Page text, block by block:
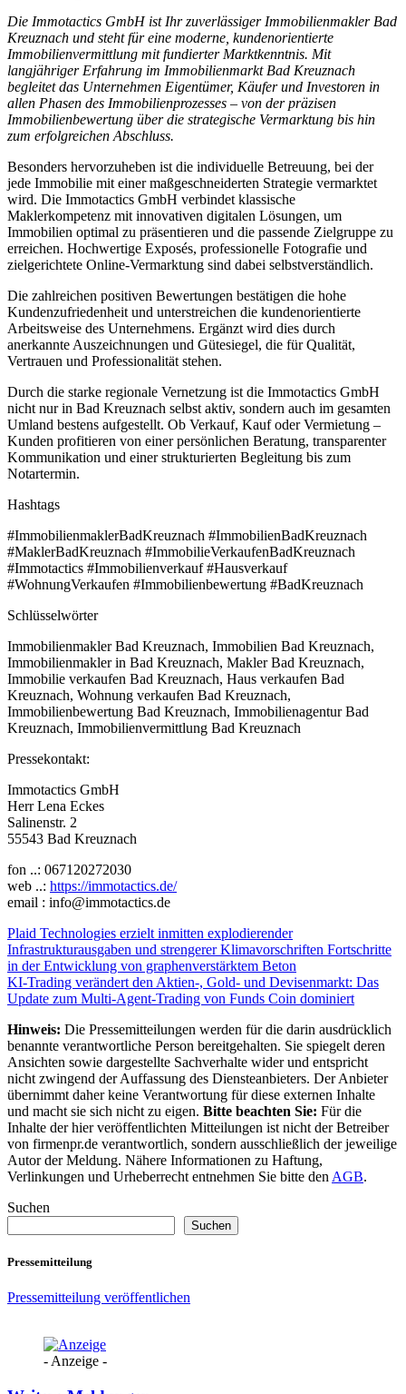
Die Immotactics GmbH ist Ihr zuverlässiger Immobilienmakler Bad
Kreuznach und steht für eine moderne, kundenorientierte
Immobilienvermittlung mit fundierter Marktkenntnis. Mit
langjähriger Erfahrung im Immobilienmarkt Bad Kreuznach
begleitet das Unternehmen Eigentümer, Käufer und Investoren in
allen Phasen des Immobilienprozesses – von der präzisen
Immobilienbewertung über die strategische Vermarktung bis hin
zum erfolgreichen Abschluss.
Besonders hervorzuheben ist die individuelle Betreuung, bei der
jede Immobilie mit einer maßgeschneiderten Strategie vermarktet
wird. Die Immotactics GmbH verbindet klassische
Maklerkompetenz mit innovativen digitalen Lösungen, um
Immobilien optimal zu präsentieren und die passende Zielgruppe zu
erreichen. Hochwertige Exposés, professionelle Fotografie und
zielgerichtete Online-Vermarktung sind dabei selbstverständlich.
Die zahlreichen positiven Bewertungen bestätigen die hohe
Kundenzufriedenheit und unterstreichen die kundenorientierte
Arbeitsweise des Unternehmens. Ergänzt wird dies durch
anerkannte Auszeichnungen und Gütesiegel, die für Qualität,
Vertrauen und Professionalität stehen.
Durch die starke regionale Vernetzung ist die Immotactics GmbH
nicht nur in Bad Kreuznach selbst aktiv, sondern auch im gesamten
Umland bestens aufgestellt. Ob Verkauf, Kauf oder Vermietung –
Kunden profitieren von einer persönlichen Beratung, transparenter
Kommunikation und einer strukturierten Begleitung bis zum
Notartermin.
Hashtags
#ImmobilienmaklerBadKreuznach #ImmobilienBadKreuznach
#MaklerBadKreuznach #ImmobilieVerkaufenBadKreuznach
#Immotactics #Immobilienverkauf #Hausverkauf
#WohnungVerkaufen #Immobilienbewertung #BadKreuznach
Schlüsselwörter
Immobilienmakler Bad Kreuznach, Immobilien Bad Kreuznach,
Immobilienmakler in Bad Kreuznach, Makler Bad Kreuznach,
Immobilie verkaufen Bad Kreuznach, Haus verkaufen Bad
Kreuznach, Wohnung verkaufen Bad Kreuznach,
Immobilienbewertung Bad Kreuznach, Immobilienagentur Bad
Kreuznach, Immobilienvermittlung Bad Kreuznach
Pressekontakt:
Immotactics GmbH
Herr Lena Eckes
Salinenstr. 2
55543 Bad Kreuznach
fon ..: 067120272030
web ..: https://immotactics.de/
email : info@immotactics.de
Beitragsnavigation
Plaid Technologies erzielt inmitten explodierender
Infrastrukturausgaben und strengerer Klimavorschriften Fortschritte
in der Entwicklung von graphenverstärktem Beton
KI-Trading verändert den Aktien-, Gold- und Devisenmarkt: Das
Update zum Multi-Agent-Trading von Funds Coin dominiert
Hinweis: Die Pressemitteilungen werden für die darin ausdrücklich
benannte verantwortliche Person bereitgehalten. Sie spiegelt deren
Ansichten sowie dargestellte Sachverhalte wider und entspricht
nicht zwingend der Auffassung des Diensteanbieters. Der Anbieter
übernimmt daher keine Verantwortung für diese externen Inhalte
und macht sie sich nicht zu eigen. Bitte beachten Sie: Für die
Inhalte der hier veröffentlichten Mitteilungen ist nicht der Betreiber
von firmenpr.de verantwortlich, sondern ausschließlich der jeweilige
Autor der Meldung. Nähere Informationen zu Haftung,
Verlinkungen und Urheberrecht entnehmen Sie bitte den AGB.
Suchen
Suchen
Pressemitteilung
Pressemitteilung veröffentlichen
- Anzeige -